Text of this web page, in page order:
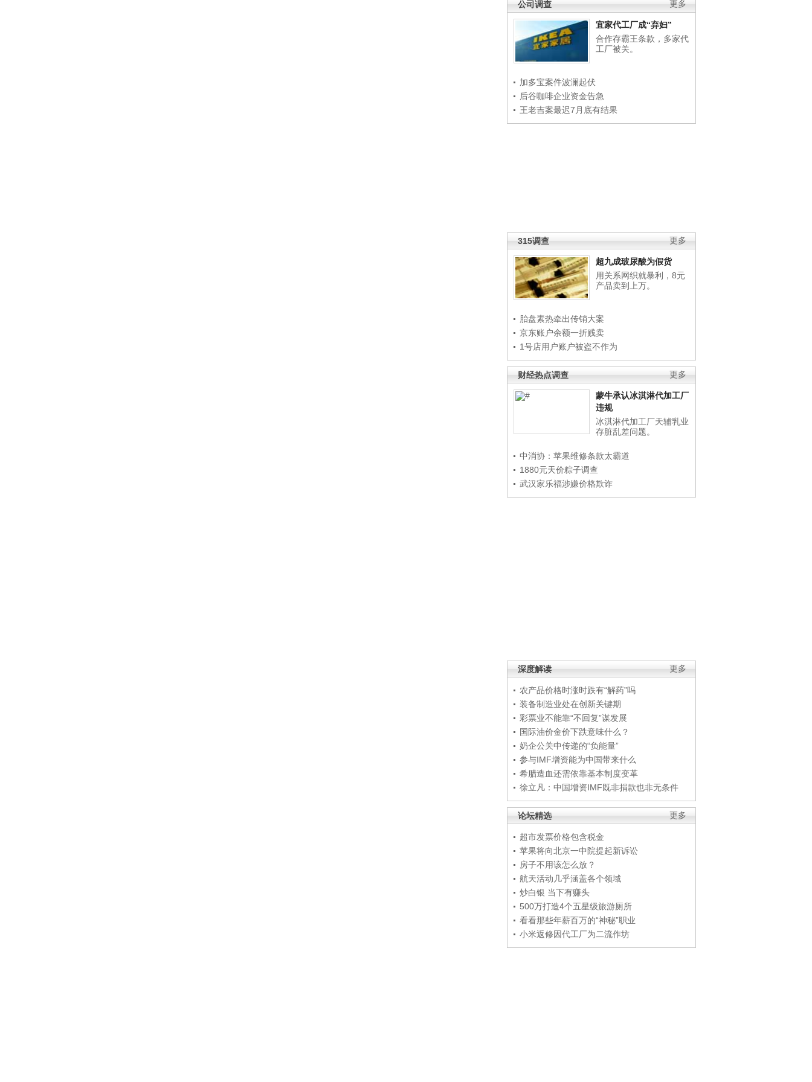
更多
公司调查
宜家代工厂成“弃妇”
合作存霸王条款，多家代
工厂被关。
加多宝案件波澜起伏
后谷咖啡企业资金告急
王老吉案最迟7月底有结果
更多
315调查
超九成玻尿酸为假货
用关系网织就暴利，8元
产品卖到上万。
胎盘素热牵出传销大案
京东账户余额一折贱卖
1号店用户账户被盗不作为
更多
财经热点调查
蒙牛承认冰淇淋代加工厂
违规
冰淇淋代加工厂天辅乳业
存脏乱差问题。
中消协：苹果维修条款太霸道
1880元天价粽子调查
武汉家乐福涉嫌价格欺诈
更多
深度解读
农产品价格时涨时跌有“解药”吗
装备制造业处在创新关键期
彩票业不能靠“不回复”谋发展
国际油价金价下跌意味什么？
奶企公关中传递的“负能量”
参与IMF增资能为中国带来什么
希腊造血还需依靠基本制度变革
徐立凡：中国增资IMF既非捐款也非无条件
更多
论坛精选
超市发票价格包含税金
苹果将向北京一中院提起新诉讼
房子不用该怎么放？
航天活动几乎涵盖各个领域
炒白银 当下有赚头
500万打造4个五星级旅游厕所
看看那些年薪百万的“神秘”职业
小米返修因代工厂为二流作坊